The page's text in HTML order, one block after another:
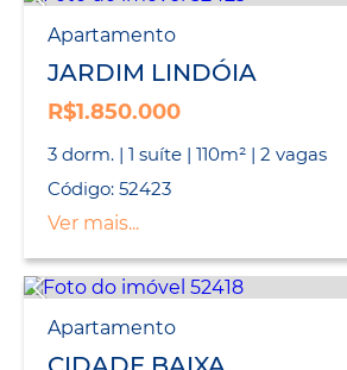
Apartamento
JARDIM LINDÓIA
R$1.850.000
3 dorm. | 1 suíte | 110m² | 2 vagas
Código: 52423
Ver mais...
Apartamento